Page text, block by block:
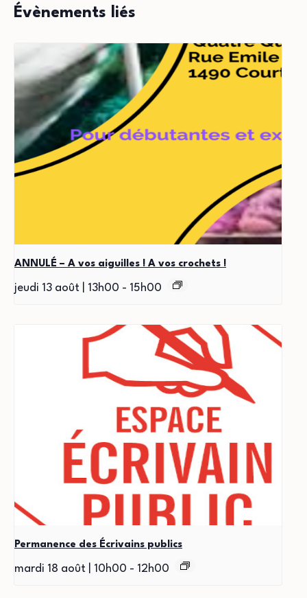
Évènements liés
ANNULÉ – A vos aiguilles ! A vos crochets !
jeudi 13 août | 13h00 - 15h00
Permanence des Écrivains publics
mardi 18 août | 10h00 - 12h00